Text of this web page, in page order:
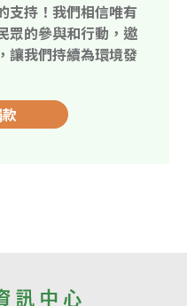
支持！我們相信唯有
眾的參與和行動，邀
讓我們持續為環境發